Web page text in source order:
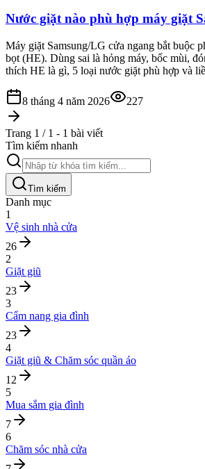
Nước giặt nào phù hợp máy giặt
Máy giặt Samsung/LG cửa ngang bắt buộc
bọt (HE). Dùng sai là hỏng máy, bốc mùi,
thích HE là gì, 5 loại nước giặt phù hợp và
8 tháng 4 năm 2026 227
Trang 1 / 1 - 1 bài viết
Tìm kiếm nhanh
Tìm kiếm
Danh mục
1
Vệ sinh nhà cửa
26
2
Giặt giũ
23
3
Cẩm nang gia đình
23
4
Giặt giũ & Chăm sóc quần áo
12
5
Mua sắm gia đình
7
6
Chăm sóc nhà cửa